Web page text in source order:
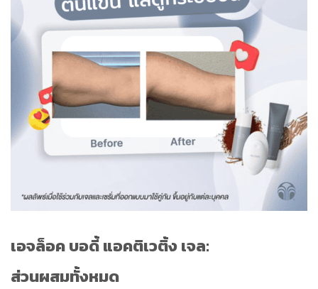
เอจล็อค บอดี้ แอคติเวติ้ง เจล:
ส่วนผสมทั้งหมด